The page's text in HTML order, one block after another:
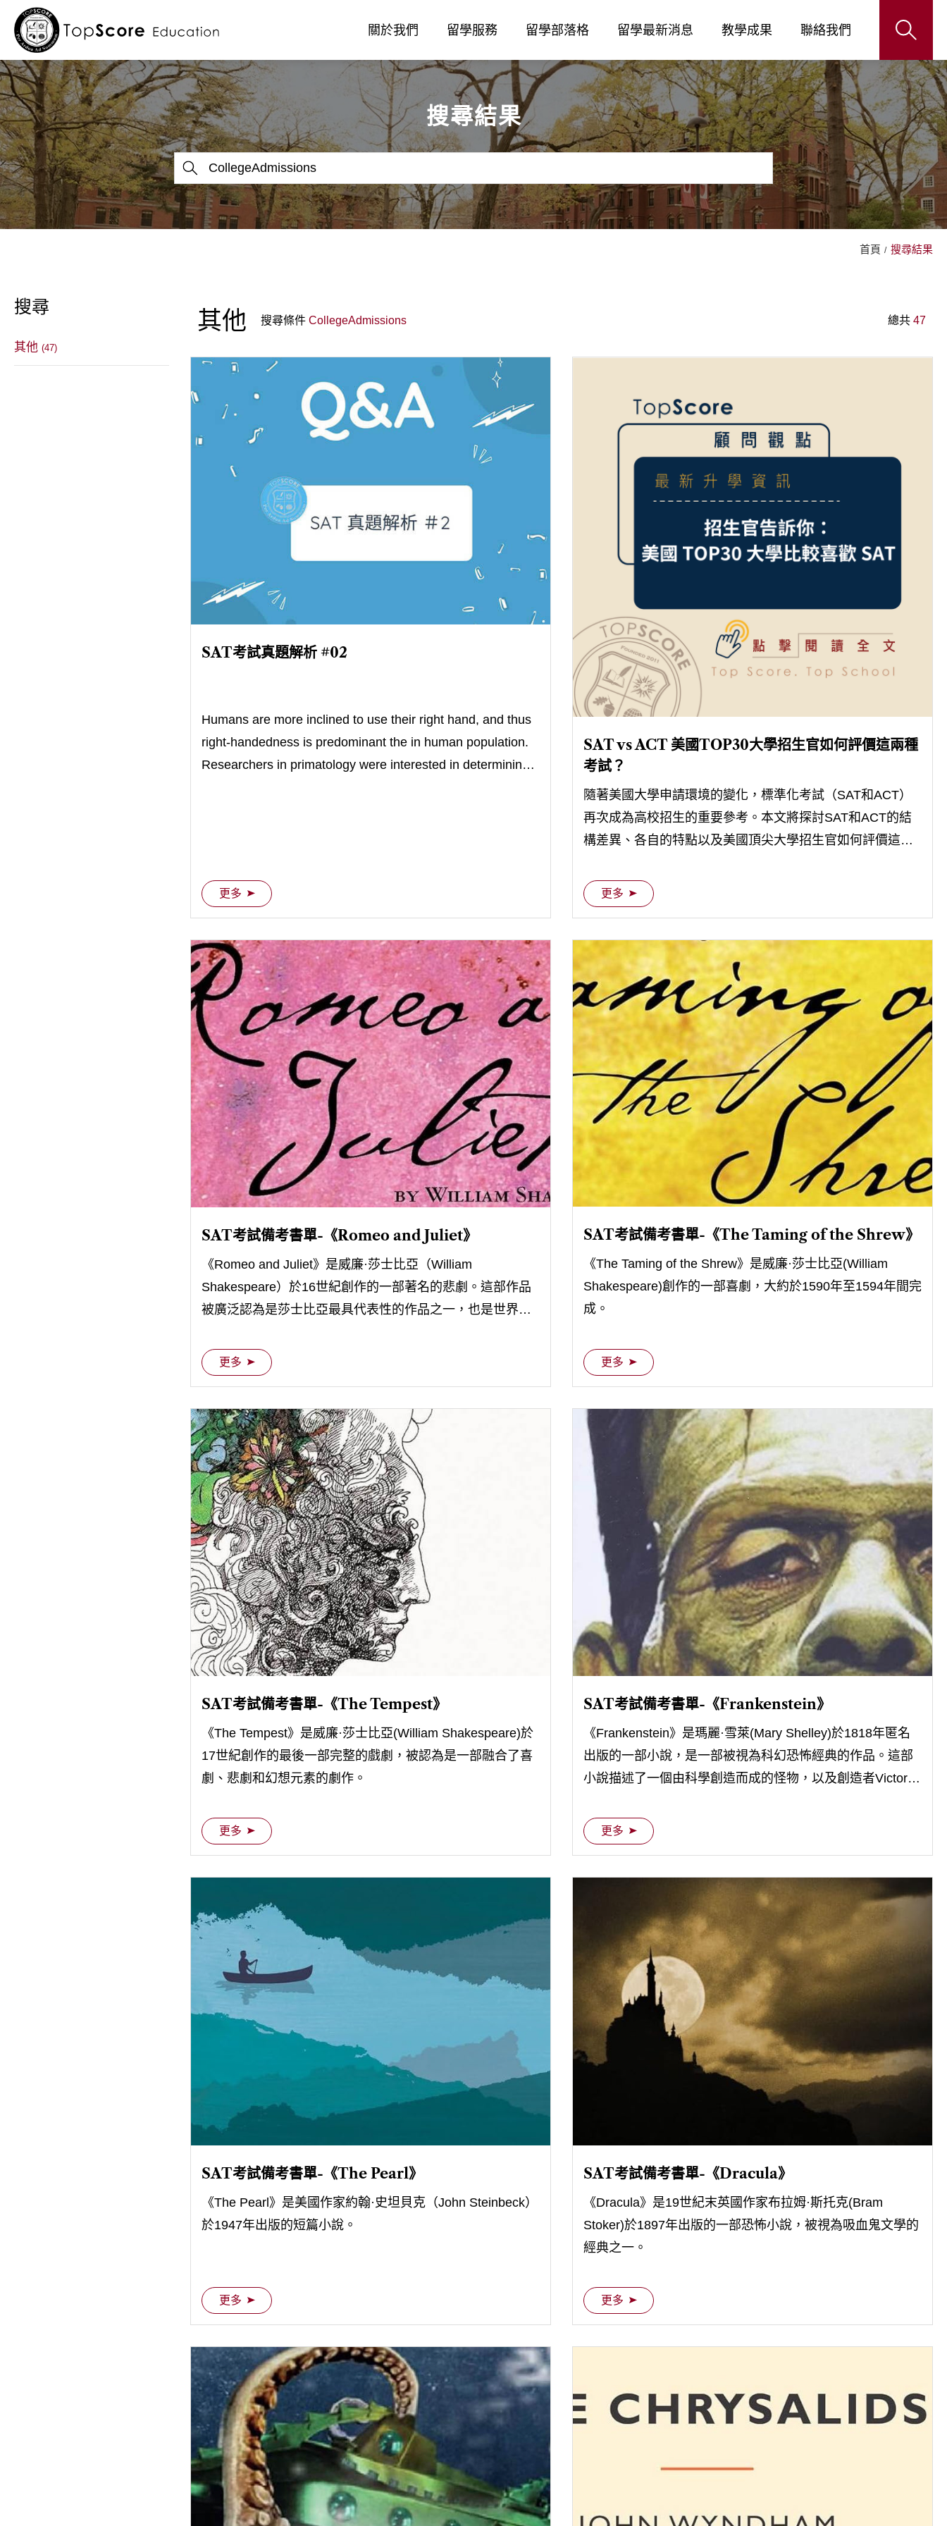
關於我們 留學服務 留學部落格 留學最新消息 教學成果 聯絡我們
搜尋結果
首頁 搜尋結果
搜尋
其他 (47)
其他 搜尋條件 CollegeAdmissions 總共 47
SAT考試真題解析 #02
Humans are more inclined to use their right hand, and thus
right-handedness is predominant the in human population.
Researchers in primatology were interested in determining if
更多
SAT vs ACT 美國TOP30大學招生官如何評價這兩種
考試？
隨著美國大學申請環境的變化，標準化考試（SAT和ACT）
再次成為高校招生的重要參考。本文將探討SAT和ACT的結
構差異、各自的特點以及美國頂尖大學招生官如何評價這兩
更多
SAT考試備考書單-《Romeo and Juliet》
《Romeo and Juliet》是威廉·莎士比亞（William
Shakespeare）於16世紀創作的一部著名的悲劇。這部作品
被廣泛認為是莎士比亞最具代表性的作品之一，也是世界文
更多
SAT考試備考書單-《The Taming of the Shrew》
《The Taming of the Shrew》是威廉·莎士比亞(William
Shakespeare)創作的一部喜劇，大約於1590年至1594年間完
成。
更多
SAT考試備考書單-《The Tempest》
《The Tempest》是威廉·莎士比亞(William Shakespeare)於
17世紀創作的最後一部完整的戲劇，被認為是一部融合了喜
劇、悲劇和幻想元素的劇作。
更多
SAT考試備考書單-《Frankenstein》
《Frankenstein》是瑪麗·雪萊(Mary Shelley)於1818年匿名
出版的一部小說，是一部被視為科幻恐怖經典的作品。這部
小說描述了一個由科學創造而成的怪物，以及創造者Victor
更多
SAT考試備考書單-《The Pearl》
《The Pearl》是美國作家約翰·史坦貝克（John Steinbeck）
於1947年出版的短篇小說。
更多
SAT考試備考書單-《Dracula》
《Dracula》是19世紀末英國作家布拉姆·斯托克(Bram
Stoker)於1897年出版的一部恐怖小說，被視為吸血鬼文學的
經典之一。
更多
關於我們
留學服務
留學最新消息
教學成果